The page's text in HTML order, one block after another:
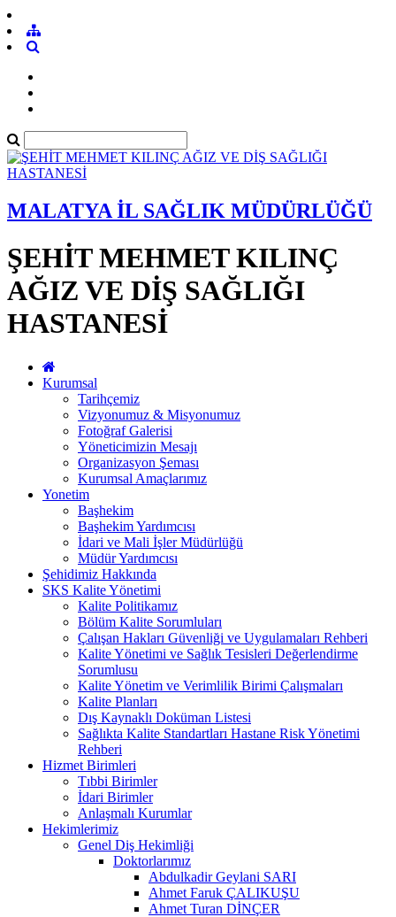
MALATYA İL SAĞLIK MÜDÜRLÜĞÜ
ŞEHİT MEHMET KILINÇ
AĞIZ VE DİŞ SAĞLIĞI
HASTANESİ
Kurumsal
Tarihçemiz
Vizyonumuz & Misyonumuz
Fotoğraf Galerisi
Yöneticimizin Mesajı
Organizasyon Şeması
Kurumsal Amaçlarımız
Yonetim
Başhekim
Başhekim Yardımcısı
İdari ve Mali İşler Müdürlüğü
Müdür Yardımcısı
Şehidimiz Hakkında
SKS Kalite Yönetimi
Kalite Politikamız
Bölüm Kalite Sorumluları
Çalışan Hakları Güvenliği ve Uygulamaları Rehberi
Kalite Yönetimi ve Sağlık Tesisleri Değerlendirme
Sorumlusu
Kalite Yönetim ve Verimlilik Birimi Çalışmaları
Kalite Planları
Dış Kaynaklı Doküman Listesi
Sağlıkta Kalite Standartları Hastane Risk Yönetimi
Rehberi
Hizmet Birimleri
Tıbbi Birimler
İdari Birimler
Anlaşmalı Kurumlar
Hekimlerimiz
Genel Diş Hekimliği
Doktorlarımız
Abdulkadir Geylani SARI
Ahmet Faruk ÇALIKUŞU
Ahmet Turan DİNÇER